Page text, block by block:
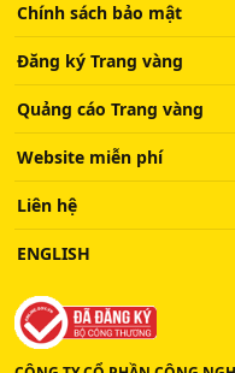
Chính sách bảo mật
Đăng ký Trang vàng
Quảng cáo Trang vàng
Website miễn phí
Liên hệ
ENGLISH